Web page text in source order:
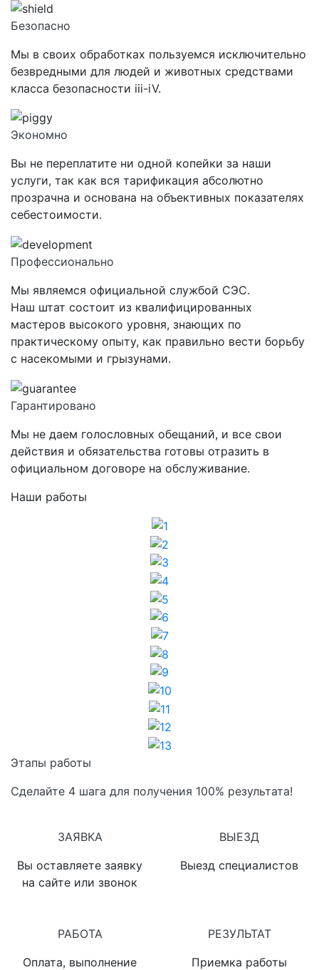
Безопасно
Мы в своих обработках пользуемся исключительно
безвредными для людей и животных средствами
класса безопасности iii-iV.
Экономно
Вы не переплатите ни одной копейки за наши
услуги, так как вся тарификация абсолютно
прозрачна и основана на объективных показателях
себестоимости.
Профессионально
Мы являемся официальной службой СЭС.
Наш штат состоит из квалифицированных
мастеров высокого уровня, знающих по
практическому опыту, как правильно вести борьбу
с насекомыми и грызунами.
Гарантировано
Мы не даем голословных обещаний, и все свои
действия и обязательства готовы отразить в
официальном договоре на обслуживание.
Наши работы
1
4
7
10
12
13
Этапы работы
Сделайте 4 шага для получения 100% результата!
ЗАЯВКА
Вы оставляете заявку
на сайте или звонок
ВЫЕЗД
Выезд специалистов
РАБОТА
Оплата, выполнение
РЕЗУЛЬТАТ
Приемка работы